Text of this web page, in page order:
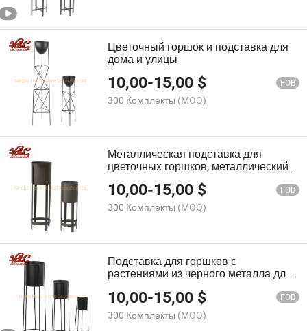
Цветочный горшок и подставка для
дома и улицы
10,00-15,00 $ FOB
300 Комплекты (MOQ)
Металлическая подставка для
цветочных горшков, металлический
садовый контейнер
10,00-15,00 $ FOB
300 Комплекты (MOQ)
Подставка для горшков с
растениями из черного металла для
улице
10,00-15,00 $ FOB
300 Комплекты (MOQ)